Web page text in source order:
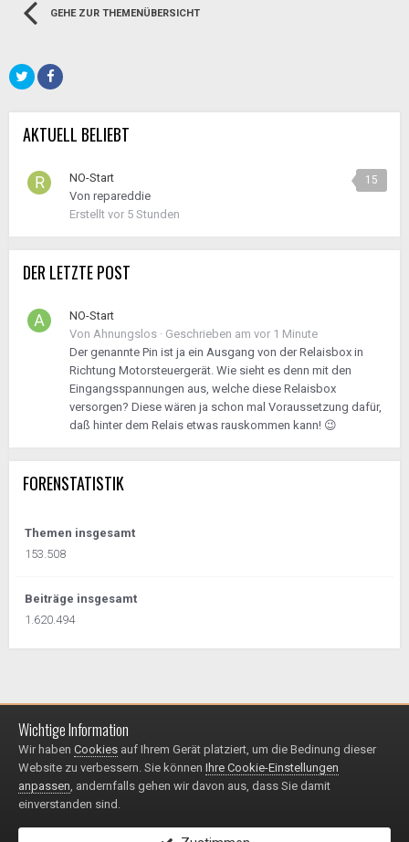
GEHE ZUR THEMENÜBERSICHT
AKTUELL BELIEBT
15
NO-Start
Von repareddie
Erstellt vor 5 Stunden
DER LETZTE POST
NO-Start
Von Ahnungslos · Geschrieben am vor 1 Minute
Der genannte Pin ist ja ein Ausgang von der Relaisbox in
Richtung Motorsteuergerät. Wie sieht es denn mit den
Eingangsspannungen aus, welche diese Relaisbox
versorgen? Diese wären ja schon mal Voraussetzung dafür,
daß hinter dem Relais etwas rauskommen kann! 😉
FORENSTATISTIK
Themen insgesamt
153.508
Beiträge insgesamt
1.620.494
Impressum / Datenschutzerklärung
© 1999 - 2025
Powered by Invision Community
Wichtige Information
Wir haben Cookies auf Ihrem Gerät platziert, um die Bedinung dieser
Website zu verbessern. Sie können Ihre Cookie-Einstellungen
anpassen, andernfalls gehen wir davon aus, dass Sie damit
einverstanden sind.